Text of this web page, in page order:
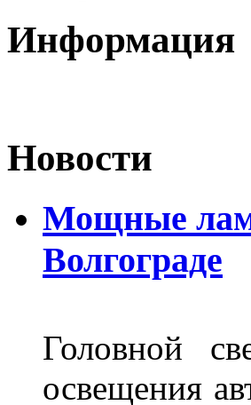
Информация
Новости
Мощные
Волгограде
Головной
освещения